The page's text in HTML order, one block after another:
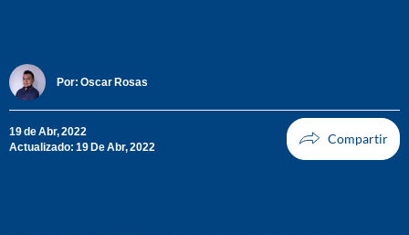
Por: Oscar Rosas
19 de Abr, 2022
Actualizado: 19 De Abr, 2022